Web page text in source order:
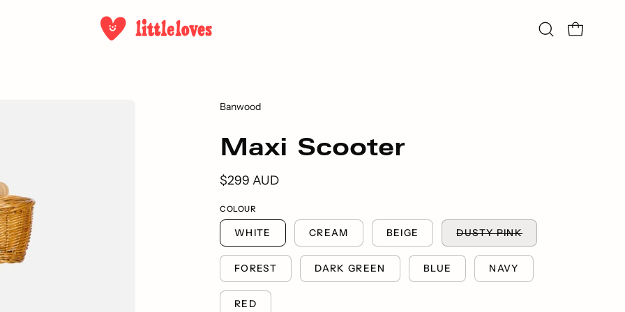
SuchleisteWarenkorb
Banwood
Maxi Scooter
$299 AUD
COLOUR
WHITE CREAM BEIGE DUSTY PINK
FOREST DARK GREEN BLUE NAVY
RED